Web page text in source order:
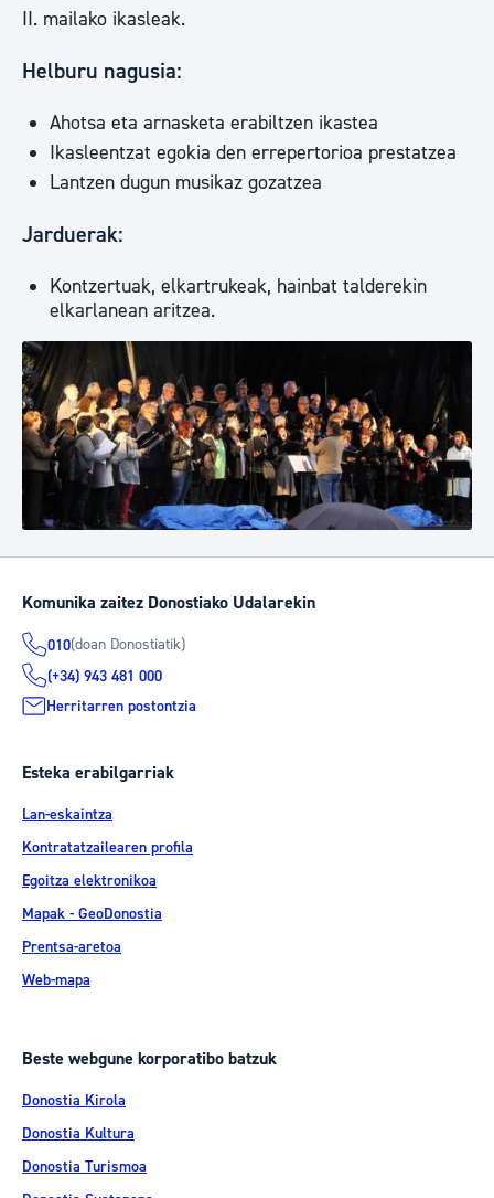
II. mailako ikasleak.
Helburu nagusia:
Ahotsa eta arnasketa erabiltzen ikastea
Ikasleentzat egokia den errepertorioa prestatzea
Lantzen dugun musikaz gozatzea
Jarduerak:
Kontzertuak, elkartrukeak, hainbat talderekin
elkarlanean aritzea.
Komunika zaitez Donostiako Udalarekin
010(doan Donostiatik)
(+34) 943 481 000
Herritarren postontzia
Esteka erabilgarriak
Lan-eskaintza
Kontratatzailearen profila
Egoitza elektronikoa
Mapak - GeoDonostia
Prentsa-aretoa
Web-mapa
Beste webgune korporatibo batzuk
Donostia Kirola
Donostia Kultura
Donostia Turismoa